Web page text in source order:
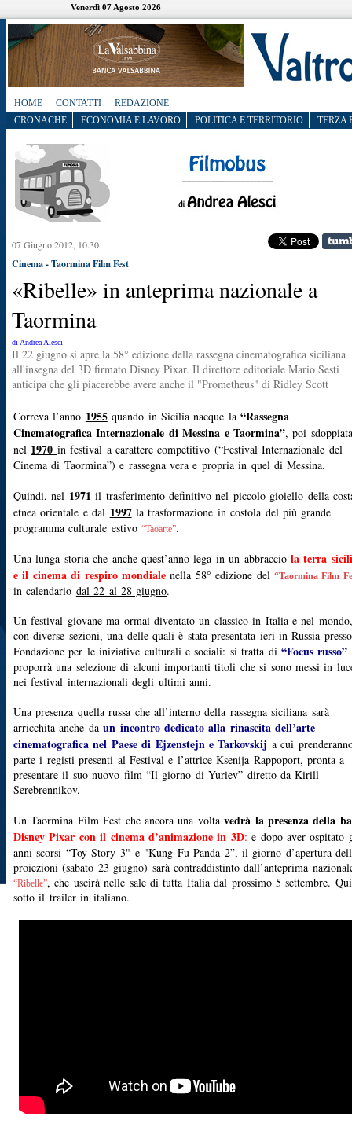
Venerdì 07 Agosto 2026
HOME CONTATTI
REDAZIONE
CRONACHE
ECONOMIA E LAVORO POLITICA E TERRITORIO TERZA
07 Giugno 2012, 10.30
Cinema - Taormina Film Fest
«Ribelle» in anteprima nazionale a
Taormina
di Andrea Alesci
Il 22 giugno si apre la 58° edizione della rassegna cinematografica siciliana
all'insegna del 3D firmato Disney Pixar. Il direttore editoriale Mario Sesti
anticipa che gli piacerebbe avere anche il "Prometheus" di Ridley Scott
Correva l’anno 1955quando in Sicilia nacque la“Rassegna
Cinematografica Internazionale di Messina e Taormina”, poi
nel 1970 in festival a carattere competitivo (“Festival Internazionale del
Cinema di Taormina”) e rassegna vera e propria in quel di Messina.
Quindi, nel 1971il trasferimento definitivo nel piccolo gioiello della
etnea orientale e dal 1997la trasformazione in costola del più grande
programma culturale estivo“Taoarte”.
Una lunga storia che anche quest’anno lega in un abbracciola terra
e il cinema di respiro mondiale nella 58° edizione del “Taormina Film
in calendario dal 22 al 28 giugno.
Un festival giovane ma ormai diventato un classico in Italia e nel mondo,
con diverse sezioni, una delle quali è stata presentata ieri in Russia
Fondazione per le iniziative culturali e sociali: si tratta di“Focus russo”
proporrà una selezione di alcuni importanti titoli che si sono messi in
nei festival internazionali degli ultimi anni.
Una presenza quella russa che all’interno della rassegna siciliana sarà
arricchita anche daun incontro dedicato alla rinascita dell’arte
cinematografica nel Paese di Ejzenstejn e Tarkovskij a cui
parte i registi presenti al Festival e l’attrice Ksenija Rappoport, pronta a
presentare il suo nuovo film “Il giorno di Yuriev” diretto da Kirill
Serebrennikov.
Un Taormina Film Fest che ancora una voltavedrà la presenza della
Disney Pixar con il cinema d’animazione in 3D: e dopo aver ospitato
anni scorsi “Toy Story 3" e "Kung Fu Panda 2”, il giorno d’apertura
proiezioni (sabato 23 giugno) sarà contraddistinto dall’anteprima
“Ribelle”, che uscirà nelle sale di tutta Italia dal prossimo 5 settembre. Qui
sotto il trailer in italiano.